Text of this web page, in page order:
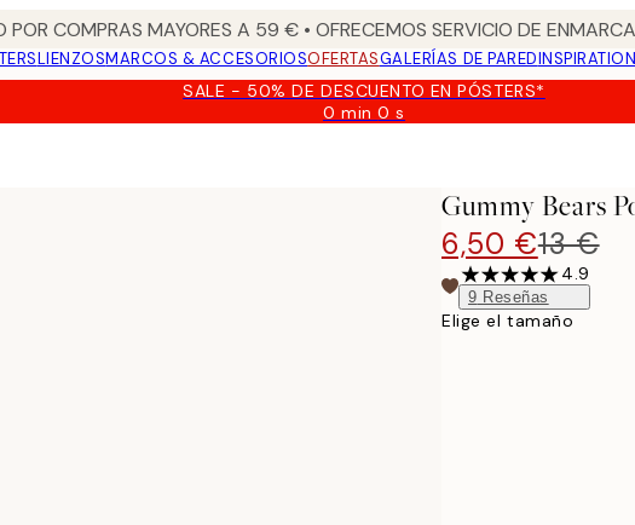
POR COMPRAS MAYORES A 59 € • OFRECEMOS SERVICIO DE
LIENZOSMARCOS & ACCESORIOSOFERTASGALERÍAS DE PARED
SALE - 50% DE DESCUENTO EN PÓSTERS*
0 min0 s
Válido
Gummy Bears
6,50 €13 €
4.9
9 Reseñas
Elige el tamaño